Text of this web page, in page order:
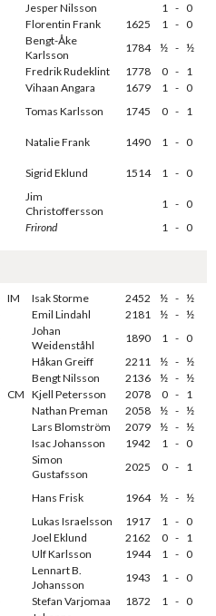
Jesper Nilsson 1 - 0
Florentin Frank 1625 1 - 0
Bengt-Åke
Karlsson
1784 ½ - ½
Fredrik Rudeklint 1778 0 - 1
Vihaan Angara 1679 1 - 0
Tomas Karlsson 1745 0 - 1
Natalie Frank 1490 1 - 0
Sigrid Eklund 1514 1 - 0
Jim
Christoffersson
1 - 0
Frirond 1 - 0
IM Isak Storme 2452 ½ - ½
Emil Lindahl 2181 ½ - ½
Johan
Weidenståhl
1890 1 - 0
Håkan Greiff 2211 ½ - ½
Bengt Nilsson 2136 ½ - ½
CM Kjell Petersson 2078 0 - 1
Nathan Preman 2058 ½ - ½
Lars Blomström 2079 ½ - ½
Isac Johansson 1942 1 - 0
Simon
Gustafsson
2025 0 - 1
Hans Frisk 1964 ½ - ½
Lukas Israelsson 1917 1 - 0
Joel Eklund 2162 0 - 1
Ulf Karlsson 1944 1 - 0
Lennart B.
Johansson
1943 1 - 0
Stefan Varjomaa 1872 1 - 0